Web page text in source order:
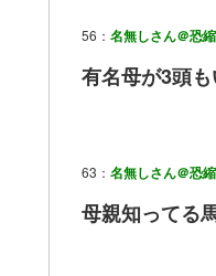
56： 名無しさん＠恐
有名母が3頭
63： 名無しさん＠恐
母親知ってる